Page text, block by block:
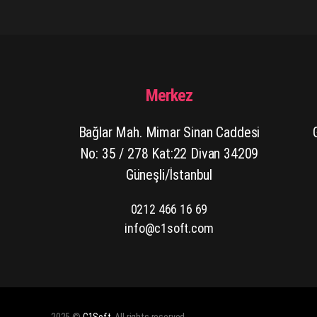
Merkez
Bağlar Mah. Mimar Sinan Caddesi
No: 35 / 278 Kat:22 Divan 34209
Güneşli/İstanbul
0212 466 16 69
info@c1soft.com